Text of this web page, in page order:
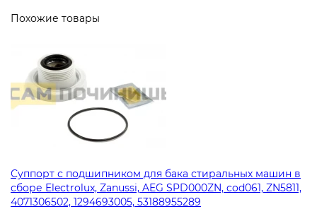
Похожие товары
Суппорт с подшипником для бака стиральных машин в
сборе Electrolux, Zanussi, AEG SPD000ZN, cod061, ZN5811,
4071306502, 1294693005, 53188955289